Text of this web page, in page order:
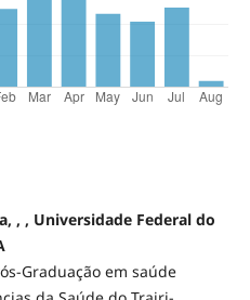
, , Universidade Federal do
Graduação em saúde